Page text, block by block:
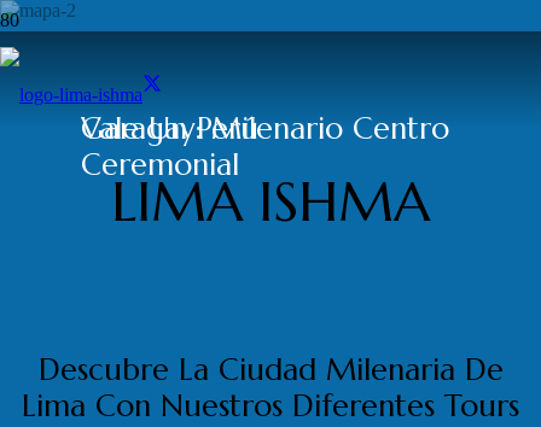
LIMA ISHMA
Descubre La Ciudad Milenaria De
Lima Con Nuestros Diferentes Tours
Garagay: Milenario Centro
Ceremonial
Vale Un Perú